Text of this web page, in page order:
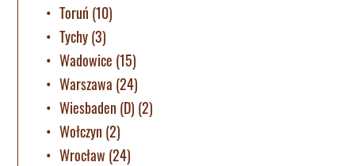
Toruń (10)
Tychy(3)
Wadowice (15)
Warszawa (24)
Wiesbaden (D) (2)
Wołczyn (2)
Wrocław (24)